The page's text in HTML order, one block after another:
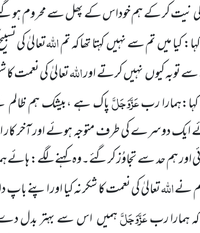
نیت کر کے ہم خوداس کے پھل سے محروم
کیا میںتم سے نہیںکہتا تھا کہ تماللّٰہتعالیٰ کی
توبہ کیوںنہیں کرتے اوراللّٰہتعالیٰ کینعمت کا
ربعَزَّوَجَلَّپاک ہے ،بیشک ہم ظالم
ایک دوسرے کی طرف متوجہ ہوئے اور آخر
اورہم حد سے تجاوُز کرگئے۔وہ کہنے لگے:
نےاللّٰہتعالیٰ کی نعمت کا شکر نہکیا اور اپنے
ہمارا ربعَزَّوَجَلَّہمیںاس سےبہتر بدل